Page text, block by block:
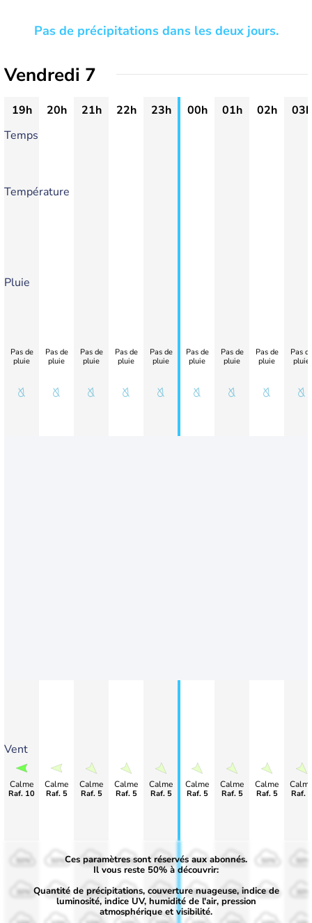
Pas de précipitations dans les deux jours.
Vendredi 7
19h 20h 21h 22h 23h 00h 01h 02h
03h
Temps
Température
Pluie
Vent
Pas de
pluie
Calme
Raf. 10
Pas de
pluie
Calme
Raf. 5
Pas de
pluie
Calme
Raf. 5
Pas de
pluie
Calme
Raf. 5
Pas de
pluie
Calme
Raf. 5
Pas de
pluie
Calme
Raf. 5
Pas de
pluie
Calme
Raf. 5
Pas de
pluie
Calme
Raf. 5
Pas
pluie
Raf. 5
50%
30%
50%
30%
50%
30%
50%
30%
50%
30%
50%
30%
50%
30%
Ces paramètres sont réservés aux abonnés.
Il vous reste 50% à découvrir:
Quantité de précipitations, couverture nuageuse, indice de
luminosité, indice UV, humidité de l'air, pression
atmosphérique et visibilité.